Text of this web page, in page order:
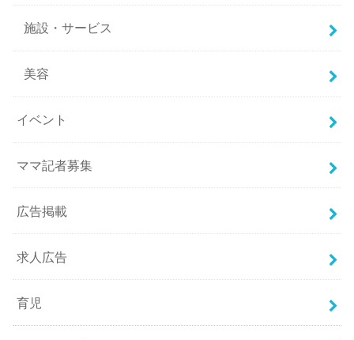
施設・サービス
美容
イベント
ママ記者募集
広告掲載
求人広告
育児